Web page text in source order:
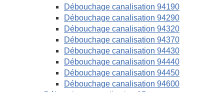
Débouchage canalisation 94190
Débouchage canalisation 94290
Débouchage canalisation 94320
Débouchage canalisation 94370
Débouchage canalisation 94430
Débouchage canalisation 94440
Débouchage canalisation 94450
Débouchage canalisation 94600